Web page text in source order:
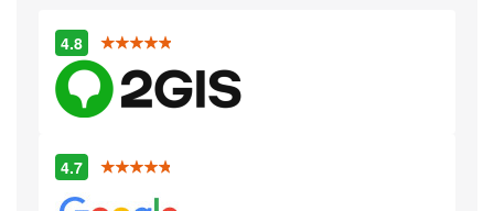
4.8
4.7